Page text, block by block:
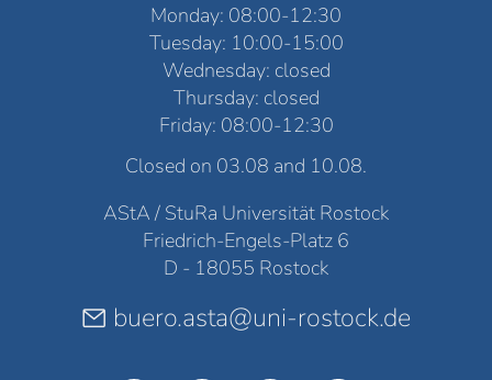
Monday: 08:00-12:30
Tuesday: 10:00-15:00
Wednesday: closed
Thursday: closed
Friday: 08:00-12:30
Closed on 03.08 and 10.08.
AStA / StuRa Universität Rostock
Friedrich-Engels-Platz 6
D - 18055 Rostock
buero.asta@uni-rostock.de